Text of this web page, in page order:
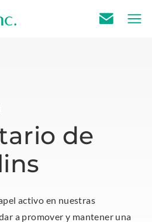
de
activo en nuestras
a promover y mantener una